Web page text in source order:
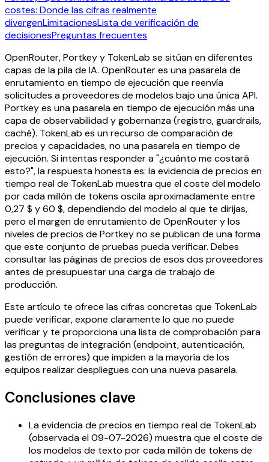
costes: Donde las cifras realmente
divergenLimitacionesLista de verificación de
decisionesPreguntas frecuentes
OpenRouter, Portkey y TokenLab se sitúan en diferentes
capas de la pila de IA. OpenRouter es una pasarela de
enrutamiento en tiempo de ejecución que reenvía
solicitudes a proveedores de modelos bajo una única API.
Portkey es una pasarela en tiempo de ejecución más una
capa de observabilidad y gobernanza (registro, guardrails,
caché). TokenLab es un recurso de comparación de
precios y capacidades, no una pasarela en tiempo de
ejecución. Si intentas responder a "¿cuánto me costará
esto?", la respuesta honesta es: la evidencia de precios en
tiempo real de TokenLab muestra que el coste del modelo
por cada millón de tokens oscila aproximadamente entre
0,27 $ y 60 $, dependiendo del modelo al que te dirijas,
pero el margen de enrutamiento de OpenRouter y los
niveles de precios de Portkey no se publican de una forma
que este conjunto de pruebas pueda verificar. Debes
consultar las páginas de precios de esos dos proveedores
antes de presupuestar una carga de trabajo de
producción.
Este artículo te ofrece las cifras concretas que TokenLab
puede verificar, expone claramente lo que no puede
verificar y te proporciona una lista de comprobación para
las preguntas de integración (endpoint, autenticación,
gestión de errores) que impiden a la mayoría de los
equipos realizar despliegues con una nueva pasarela.
Conclusiones clave
La evidencia de precios en tiempo real de TokenLab
(observada el 09-07-2026) muestra que el coste de
los modelos de texto por cada millón de tokens de